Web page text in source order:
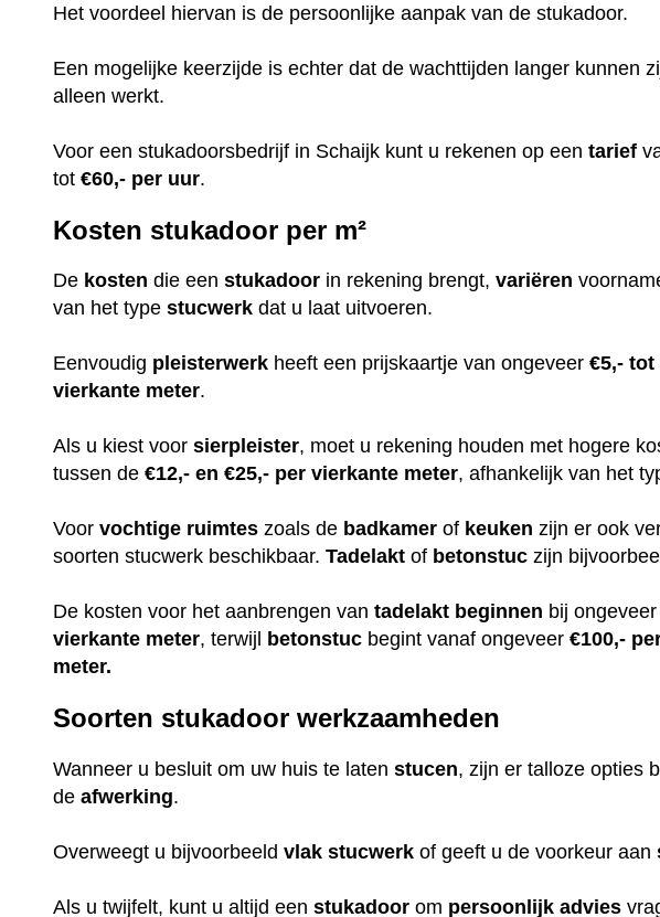
Het voordeel hiervan is de persoonlijke aanpak van de stukadoor.
Een mogelijke keerzijde is echter dat de wachttijden langer kunnen
alleen werkt.
Voor een stukadoorsbedrijf in Schaijk kunt u rekenen op eentarief
tot€60,- per uur.
Kosten stukadoor per m²
De kosten die eenstukadoor in rekening brengt,variëren
van het typestucwerk dat u laat uitvoeren.
Eenvoudig pleisterwerk heeft een prijskaartje van ongeveer€5,- tot
vierkante meter.
Als u kiest voorsierpleister, moet u rekening houden met hogere
tussen de€12,- en €25,- per vierkante meter, afhankelijk van het
Voorvochtige ruimtes zoals de badkamer of keuken zijn er ook
soorten stucwerk beschikbaar.Tadelakt of betonstuc zijn
De kosten voor het aanbrengen vantadelakt beginnen bij
vierkante meter, terwijl betonstuc begint vanaf ongeveer€100,-
meter.
Soorten stukadoor werkzaamheden
Wanneer u besluit om uw huis te latenstucen, zijn er talloze opties
deafwerking.
Overweegt u bijvoorbeeldvlak stucwerk of geeft u de voorkeur aan
Als u twijfelt, kunt u altijd eenstukadoor om persoonlijk advies